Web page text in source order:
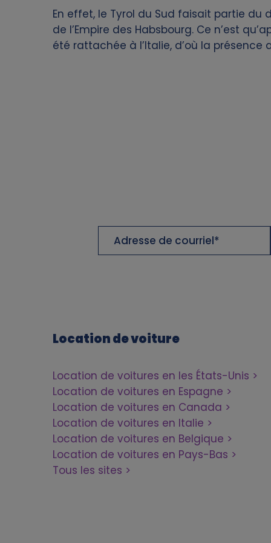
En effet, le Tyrol du Sud faisait partie du
de l’Empire des Habsbourg. Ce n’est
été rattachée à l’Italie, d’où la présence
Adresse
Location de voiture
Location de voitures en les États-Unis
Location de voitures en Espagne
Location de voitures en Canada
Location de voitures en Italie
Location de voitures en Belgique
Location de voitures en Pays-Bas
Tous les sites
f
p
a
l
t
a
a
n
d